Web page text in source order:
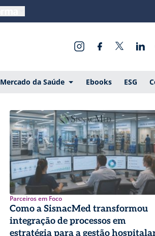
Mercado da Saúde Ebooks ESG
Parceiros em Foco
Como a SisnacMed transformou
integração de processos em
estratégia para a gestão